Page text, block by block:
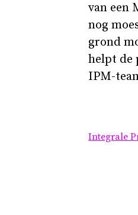
van een
nog
grond
helpt de
IPM-
Integrale